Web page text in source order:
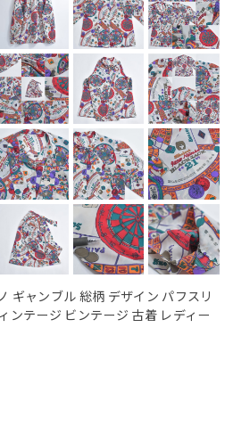
ギャンブル 総柄 デザイン パフスリ
ンテージ ビンテージ 古着 レディー